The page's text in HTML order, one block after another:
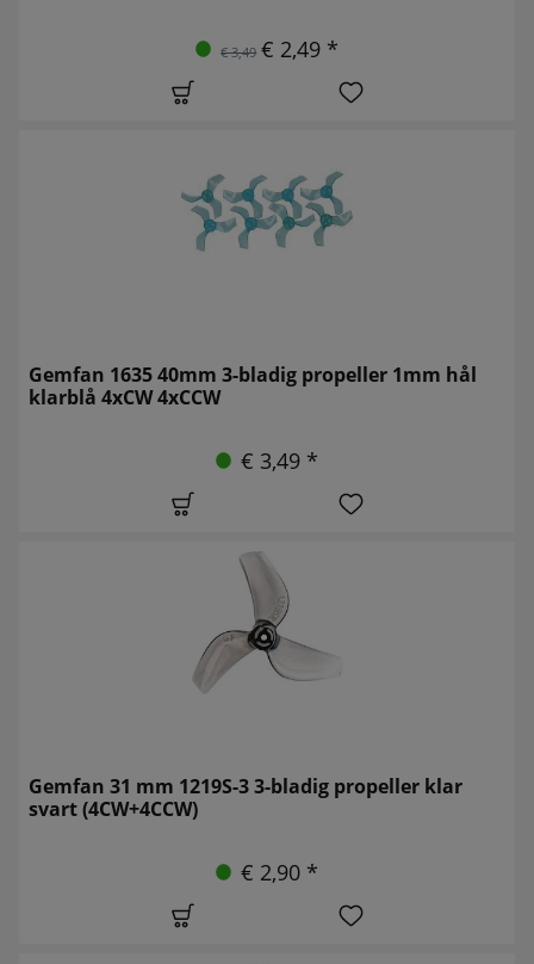
€ 3,49 € 2,49 *
Gemfan 1635 40mm 3-bladig propeller 1mm hål
klarblå 4xCW 4xCCW
€ 3,49 *
Gemfan 31 mm 1219S-3 3-bladig propeller klar
svart (4CW+4CCW)
€ 2,90 *